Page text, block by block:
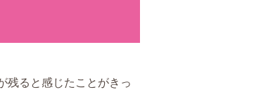
残ると感じたことがきっ